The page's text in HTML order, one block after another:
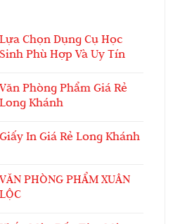
Lựa Chọn Dụng Cụ Học
Sinh Phù Hợp Và Uy Tín
Văn Phòng Phẩm Giá Rẻ
Long Khánh
Giấy In Giá Rẻ Long Khánh
VĂN PHÒNG PHẨM XUÂN
LỘC